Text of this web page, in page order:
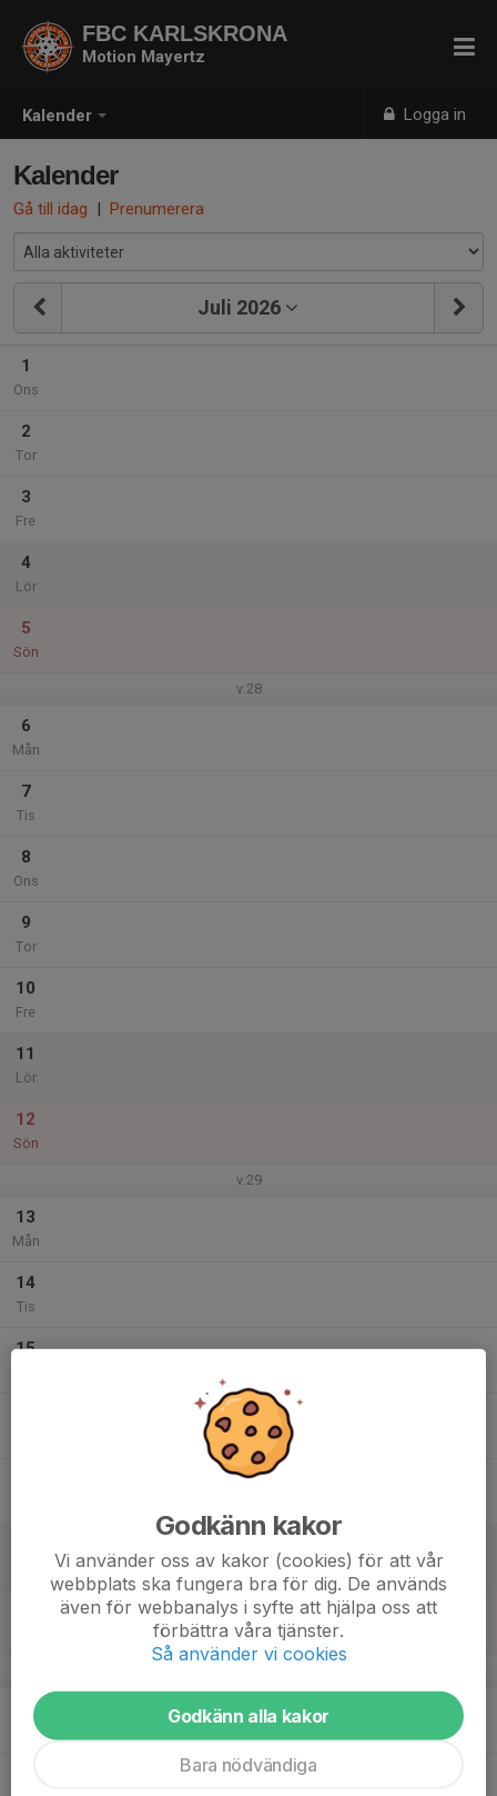
Kalender Logga in
FBC KARLSKRONA
Motion Mayertz
Kalender
Gå till idag | Prenumerera
Juli 2026
1
Ons
2
Tor
3
Fre
4
Lör
5
Sön
v.28
6
Mån
7
Tis
8
Ons
9
Tor
10
Fre
11
Lör
12
Sön
v.29
13
Mån
14
Tis
15
20
Mån
Godkänn kakor
Vi använder oss av kakor (cookies) för att vår
webbplats ska fungera bra för dig. De används
även för webbanalys i syfte att hjälpa oss att
förbättra våra tjänster.
Så använder vi cookies
Godkänn alla kakor
Bara nödvändiga